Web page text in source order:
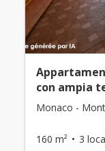
con ampia
Monaco -
160 m² 3